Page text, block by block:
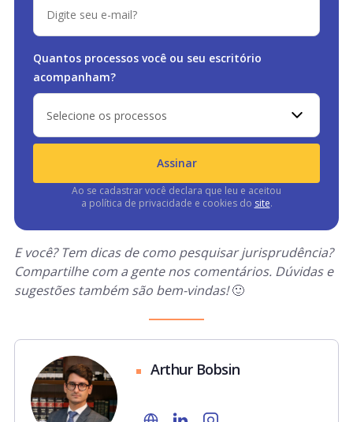
Quantos processos você ou seu escritório
acompanham?
Selecione os processos
Assinar
Ao se cadastrar você declara que leu e aceitou
a política de privacidade e cookies do site.
E você? Tem dicas de como pesquisar jurisprudência?
Compartilhe com a gente nos comentários. Dúvidas e
sugestões também são bem-vindas!🙂
Arthur Bobsin